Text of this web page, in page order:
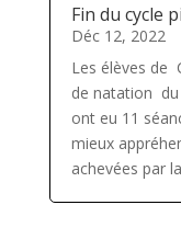
Fin du cycle
Déc 12, 2022
Les élèves de
de natation
ont eu 11
mieux
achevées par